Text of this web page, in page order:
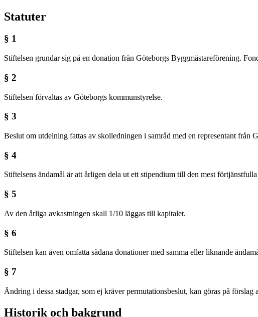
Statuter
§ 1
Stiftelsen grundar sig på en donation från Göteborgs Byggmästareförening.
§ 2
Stiftelsen förvaltas av Göteborgs kommunstyrelse.
§ 3
Beslut om utdelning fattas av skolledningen i samråd med en representant från
§ 4
Stiftelsens ändamål är att årligen dela ut ett stipendium till den mest
§ 5
Av den årliga avkastningen skall 1/10 läggas till kapitalet.
§ 6
Stiftelsen kan även omfatta sådana donationer med samma eller liknande
§ 7
Ändring i dessa stadgar, som ej kräver permutationsbeslut, kan göras på
Historik och bakgrund